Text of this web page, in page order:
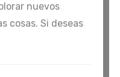
nuevos
cosas. Si deseas